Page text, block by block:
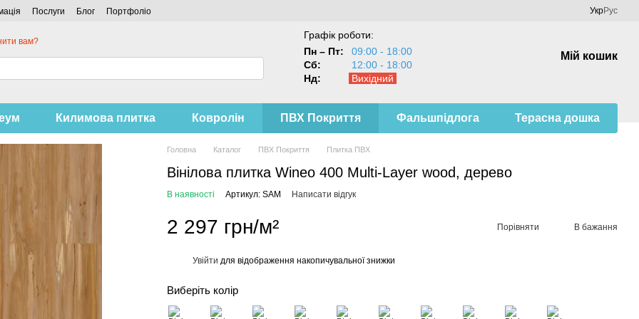
Послуги Блог Портфоліо УкрРус
вам?
Графік роботи:
Пн – Пт:
09:00 - 18:00
Сб:
12:00 - 18:00
Нд:
Вихідний
Мій кошик
Килимова плитка Ковролін ПВХ Покриття Фальшпідлога Терасна дошка
Головна Каталог ПВХ Покриття Плитка ПВХ
Вінілова плитка Wineo 400 Multi-Layer wood, дерево
В наявності Артикул: SAM Написати відгук
2 297 грн/м² Порівняти В бажання
Увійти для відображення накопичувальної знижки
Виберіть колір